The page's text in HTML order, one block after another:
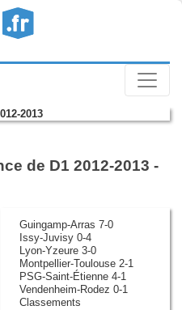
2013
de D1 2012-2013 -
Guingamp-Arras 7-0
Issy-Juvisy 0-4
Lyon-Yzeure 3-0
Montpellier-Toulouse 2-1
PSG-Saint-Étienne 4-1
Vendenheim-Rodez 0-1
Classements